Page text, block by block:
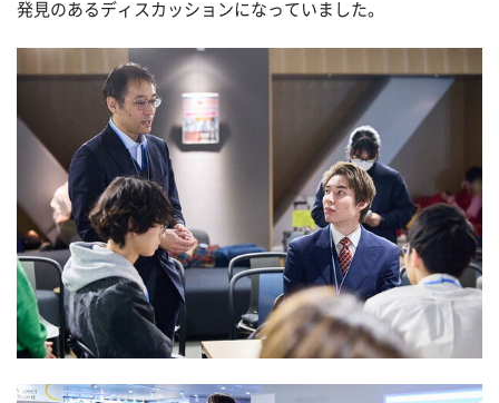
発見のあるディスカッションになっていました。